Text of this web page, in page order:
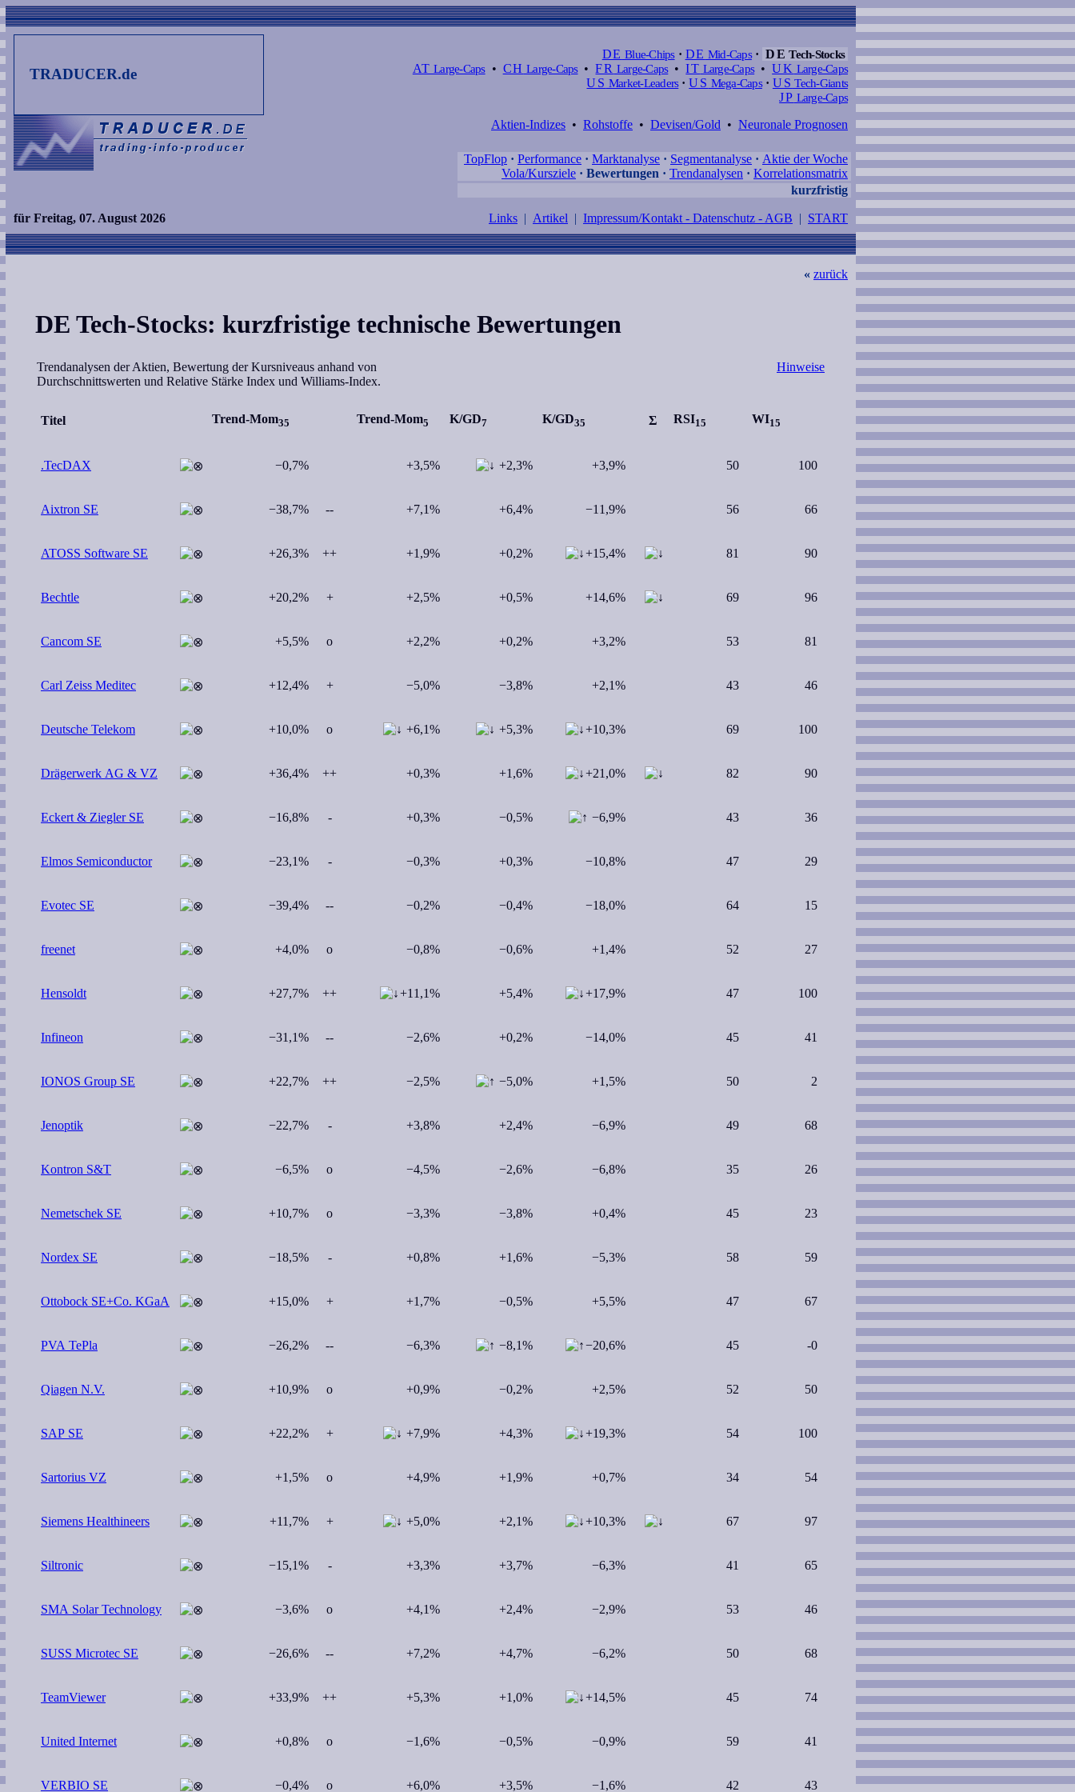
TRADUCER.de
DE Blue-Chips · DE Mid-Caps · DE Tech-Stocks
AT Large-Caps• CH Large-Caps•FR Large-Caps•IT Large-Caps•UK Large-Caps
US Market-Leaders · US Mega-Caps · US Tech-Giants
JP Large-Caps
Aktien-Indizes • Rohstoffe • Devisen/Gold • Neuronale Prognosen
TopFlop · Performance · Marktanalyse · Segmentanalyse · Aktie der Woche
Vola/Kursziele · Bewertungen · Trendanalysen · Korrelationsmatrix
kurzfristig
« zurück
für Freitag, 07. August 2026 Links | Artikel | Impressum/Kontakt - Datenschutz - AGB | START
DE Tech-Stocks: kurzfristige technische Bewertungen
Trendanalysen der Aktien, Bewertung der Kursniveaus anhand von
Durchschnittswerten und Relative Stärke Index und Williams-Index.
Hinweise
Titel Trend-Mom35 Trend-Mom5 K/GD7 K/GD35 Σ RSI15 WI15
.TecDAX −0,7% +3,5% +2,3% +3,9% 50 100
Aixtron SE −38,7% -- +7,1% +6,4% −11,9% 56 66
ATOSS Software SE +26,3% ++ +1,9% +0,2% +15,4% 81 90
Bechtle +20,2% + +2,5% +0,5% +14,6% 69 96
Cancom SE +5,5% o +2,2% +0,2% +3,2% 53 81
Carl Zeiss Meditec +12,4% + −5,0% −3,8% +2,1% 43 46
Deutsche Telekom +10,0% o +6,1% +5,3% +10,3% 69 100
Drägerwerk AG & VZ +36,4% ++ +0,3% +1,6% +21,0% 82 90
Eckert & Ziegler SE −16,8% - +0,3% −0,5% −6,9% 43 36
Elmos Semiconductor −23,1% - −0,3% +0,3% −10,8% 47 29
Evotec SE −39,4% -- −0,2% −0,4% −18,0% 64 15
freenet +4,0% o −0,8% −0,6% +1,4% 52 27
Hensoldt +27,7% ++ +11,1% +5,4% +17,9% 47 100
Infineon −31,1% -- −2,6% +0,2% −14,0% 45 41
IONOS Group SE +22,7% ++ −2,5% −5,0% +1,5% 50 2
Jenoptik −22,7% - +3,8% +2,4% −6,9% 49 68
Kontron S&T −6,5% o −4,5% −2,6% −6,8% 35 26
Nemetschek SE +10,7% o −3,3% −3,8% +0,4% 45 23
Nordex SE −18,5% - +0,8% +1,6% −5,3% 58 59
Ottobock SE+Co. KGaA +15,0% + +1,7% −0,5% +5,5% 47 67
PVA TePla −26,2% -- −6,3% −8,1% −20,6% 45 -0
Qiagen N.V. +10,9% o +0,9% −0,2% +2,5% 52 50
SAP SE +22,2% + +7,9% +4,3% +19,3% 54 100
Sartorius VZ +1,5% o +4,9% +1,9% +0,7% 34 54
Siemens Healthineers +11,7% + +5,0% +2,1% +10,3% 67 97
Siltronic −15,1% - +3,3% +3,7% −6,3% 41 65
SMA Solar Technology −3,6% o +4,1% +2,4% −2,9% 53 46
SUSS Microtec SE −26,6% -- +7,2% +4,7% −6,2% 50 68
TeamViewer +33,9% ++ +5,3% +1,0% +14,5% 45 74
United Internet +0,8% o −1,6% −0,5% −0,9% 59 41
VERBIO SE −0,4% o +6,0% +3,5% −1,6% 42 43